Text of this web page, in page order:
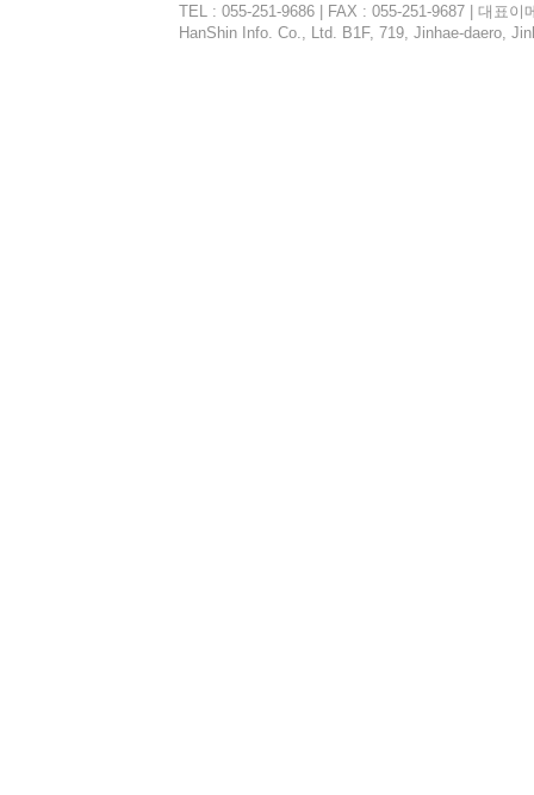
TEL : 055-251-9686 | FAX : 055-251-9687 | 대표
HanShin Info. Co., Ltd. B1F, 719, Jinhae-daero,